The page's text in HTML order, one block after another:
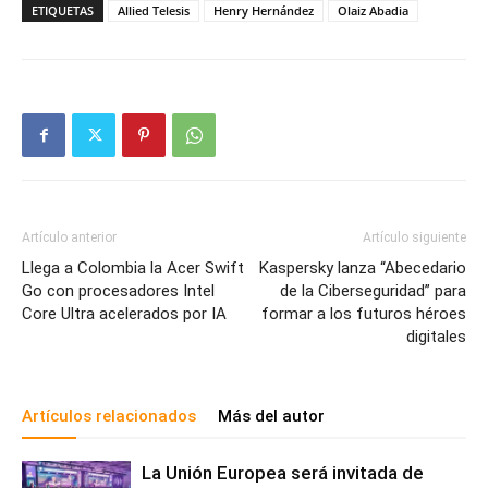
ETIQUETAS Allied Telesis Henry Hernández Olaiz Abadia
Artículo anterior
Llega a Colombia la Acer Swift
Go con procesadores Intel
Core Ultra acelerados por IA
Artículo siguiente
Kaspersky lanza “Abecedario
de la Ciberseguridad” para
formar a los futuros héroes
digitales
Artículos relacionados Más del autor
La Unión Europea será invitada de